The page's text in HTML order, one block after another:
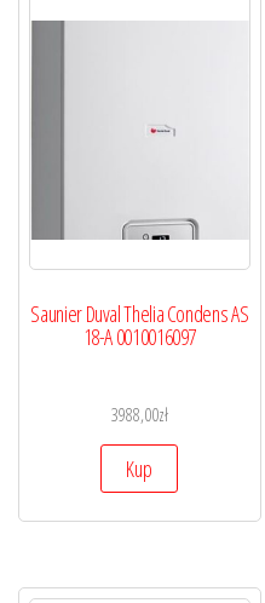
Saunier Duval Thelia Condens AS
18-A 0010016097
3988,00zł
Kup